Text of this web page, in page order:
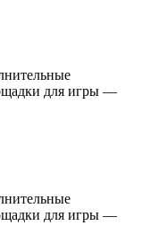
для игры —
для игры —